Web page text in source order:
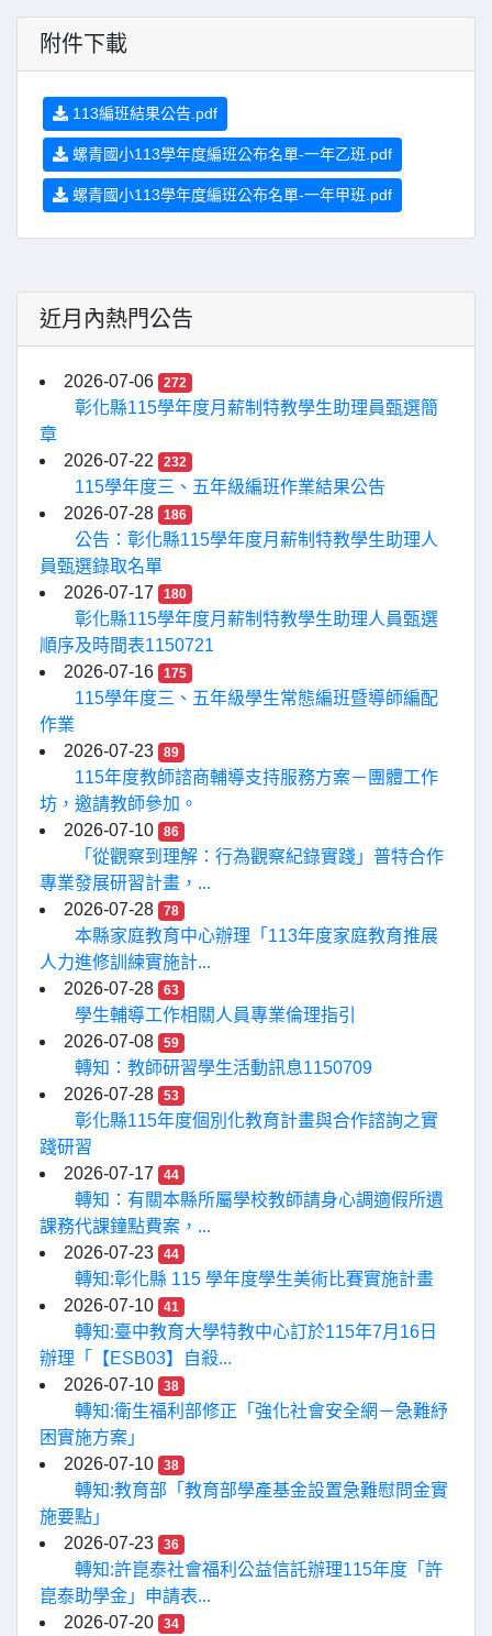
附件下載
113編班結果公告.pdf
螺青國小113學年度編班公布名單-一年乙班.pdf
螺青國小113學年度編班公布名單-一年甲班.pdf
近月內熱門公告
2026-07-06 272
彰化縣115學年度月薪制特教學生助理員甄選簡
章
2026-07-22
232
115學年度三、五年級編班作業結果公告
2026-07-28
186
公告：彰化縣115學年度月薪制特教學生助理人
員甄選錄取名單
2026-07-17
180
彰化縣115學年度月薪制特教學生助理人員甄選
順序及時間表1150721
2026-07-16
175
115學年度三、五年級學生常態編班暨導師編配
作業
2026-07-23
89
115年度教師諮商輔導支持服務方案－團體工作
坊，邀請教師參加。
2026-07-10
86
「從觀察到理解：行為觀察紀錄實踐」普特合作
專業發展研習計畫，...
2026-07-28
78
本縣家庭教育中心辦理「113年度家庭教育推展
人力進修訓練實施計...
2026-07-28
63
學生輔導工作相關人員專業倫理指引
2026-07-08
59
轉知：教師研習學生活動訊息1150709
2026-07-28
53
彰化縣115年度個別化教育計畫與合作諮詢之實
踐研習
2026-07-17
44
轉知：有關本縣所屬學校教師請身心調適假所遺
課務代課鐘點費案，...
2026-07-23
44
轉知:彰化縣 115 學年度學生美術比賽實施計畫
2026-07-10
41
轉知:臺中教育大學特教中心訂於115年7月16日
辦理「【ESB03】自殺...
2026-07-10
38
轉知:衛生福利部修正「強化社會安全網－急難紓
困實施方案」
2026-07-10
38
轉知:教育部「教育部學產基金設置急難慰問金實
施要點」
2026-07-23
36
轉知:許崑泰社會福利公益信託辦理115年度「許
崑泰助學金」申請表...
2026-07-20
34